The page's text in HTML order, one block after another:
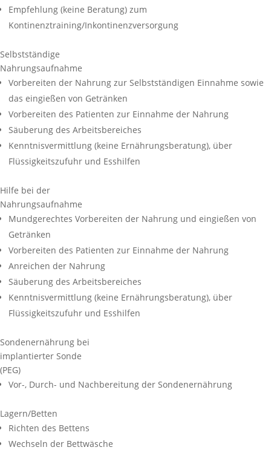
Empfehlung (keine Beratung) zum
Kontinenztraining/Inkontinenzversorgung
Selbstständige
Nahrungsaufnahme
Vorbereiten der Nahrung zur Selbstständigen Einnahme sowie
das eingießen von Getränken
Vorbereiten des Patienten zur Einnahme der Nahrung
Säuberung des Arbeitsbereiches
Kenntnisvermittlung (keine Ernährungsberatung), über
Flüssigkeitszufuhr und Esshilfen
Hilfe bei der
Nahrungsaufnahme
Mundgerechtes Vorbereiten der Nahrung und eingießen von
Getränken
Vorbereiten des Patienten zur Einnahme der Nahrung
Anreichen der Nahrung
Säuberung des Arbeitsbereiches
Kenntnisvermittlung (keine Ernährungsberatung), über
Flüssigkeitszufuhr und Esshilfen
Sondenernährung bei
implantierter Sonde
(PEG)
Vor-, Durch- und Nachbereitung der Sondenernährung
Lagern/Betten
Richten des Bettens
Wechseln der Bettwäsche